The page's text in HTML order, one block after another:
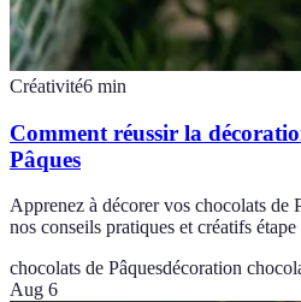
Créativité6 min
Comment réussir la
Pâques
Apprenez à décorer vos chocolats de
nos conseils pratiques et créatifs étape
chocolats de Pâquesdécoration
Aug 6